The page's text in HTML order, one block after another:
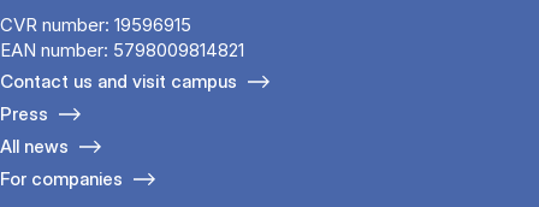
CVR number: 19596915
EAN number: 5798009814821
Contact us and visit campus
Press
All news
For companies